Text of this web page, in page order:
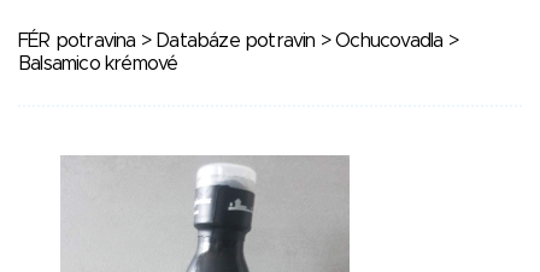
FÉR potravina > Databáze potravin >Ochucovadla >
Balsamico krémové